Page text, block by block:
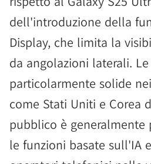
dell'introduzione della
Display, che limita la
da angolazioni laterali.
particolarmente solide
come Stati Uniti e Corea
pubblico è generalmente
le funzioni basate sull'IA